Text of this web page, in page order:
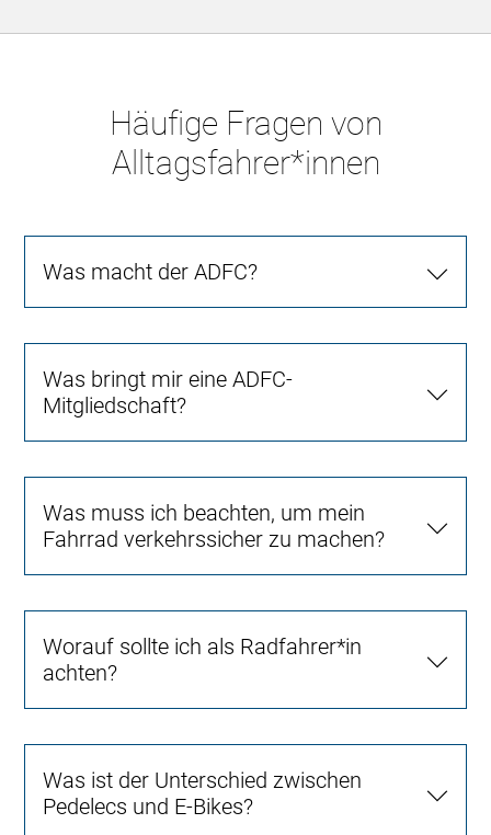
Häufige Fragen von
Alltagsfahrer*innen
Was macht der ADFC?
Was bringt mir eine ADFC-
Mitgliedschaft?
Was muss ich beachten, um mein
Fahrrad verkehrssicher zu machen?
Worauf sollte ich als Radfahrer*in
achten?
Was ist der Unterschied zwischen
Pedelecs und E-Bikes?